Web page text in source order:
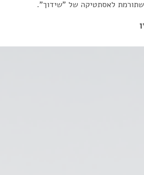
שתורמת לאסתטיקה של "שידוך".